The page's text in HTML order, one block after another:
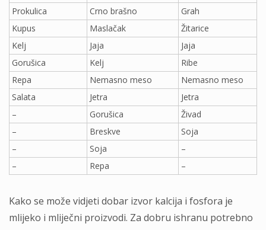
Prokulica
Crno brašno
Grah
Kupus
Maslačak
Žitarice
Kelj
Jaja
Jaja
Gorušica
Kelj
Ribe
Repa
Nemasno meso
Nemasno meso
Salata
Jetra
Jetra
–
Gorušica
Živad
–
Breskve
Soja
–
Soja
–
–
Repa –
Kako se može vidjeti dobar izvor kalcija i fosfora je
mlijeko i mliječni proizvodi. Za dobru ishranu potrebno